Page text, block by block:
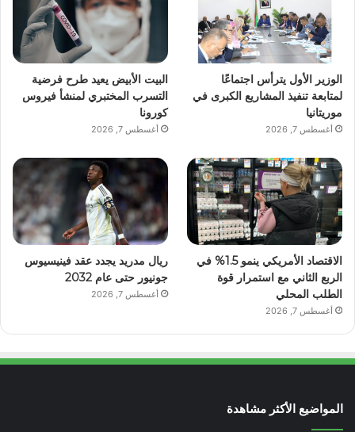
الوزير الأول يترأس اجتماعًا
لمتابعة تنفيذ المشاريع الكبرى في
موريتانيا
أغسطس 7, 2026
البيت الأبيض يعيد طرح فرضية
التسرب المختبري لمنشأ فيروس
كورونا
أغسطس 7, 2026
الاقتصاد الأمريكي ينمو 1.5% في
الربع الثاني مع استمرار قوة
الطلب المحلي
أغسطس 7, 2026
ريال مدريد يجدد عقد فينيسيوس
جونيور حتى عام 2032
أغسطس 7, 2026
المواضيع الأكثر مشاهدة